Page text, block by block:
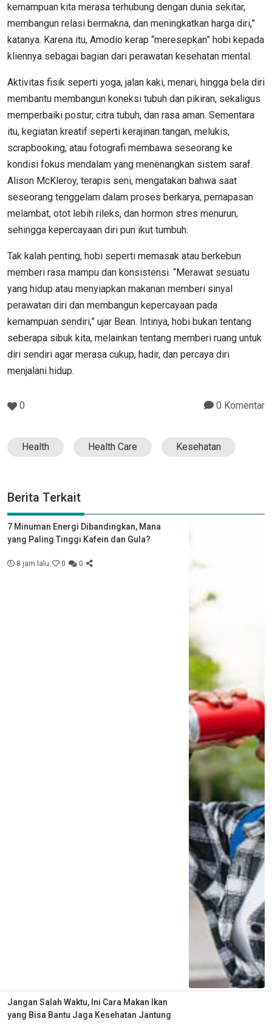
kemampuan kita merasa terhubung dengan dunia sekitar,
membangun relasi bermakna, dan meningkatkan harga diri,”
katanya. Karena itu, Amodio kerap “meresepkan” hobi kepada
kliennya sebagai bagian dari perawatan kesehatan mental.
Aktivitas fisik seperti yoga, jalan kaki, menari, hingga bela diri
membantu membangun koneksi tubuh dan pikiran, sekaligus
memperbaiki postur, citra tubuh, dan rasa aman. Sementara
itu, kegiatan kreatif seperti kerajinan tangan, melukis,
scrapbooking, atau fotografi membawa seseorang ke
kondisi fokus mendalam yang menenangkan sistem saraf.
Alison McKleroy, terapis seni, mengatakan bahwa saat
seseorang tenggelam dalam proses berkarya, pernapasan
melambat, otot lebih rileks, dan hormon stres menurun,
sehingga kepercayaan diri pun ikut tumbuh.
Tak kalah penting, hobi seperti memasak atau berkebun
memberi rasa mampu dan konsistensi. “Merawat sesuatu
yang hidup atau menyiapkan makanan memberi sinyal
perawatan diri dan membangun kepercayaan pada
kemampuan sendiri,” ujar Bean. Intinya, hobi bukan tentang
seberapa sibuk kita, melainkan tentang memberi ruang untuk
diri sendiri agar merasa cukup, hadir, dan percaya diri
menjalani hidup.
0 0 Komentar
Health Health Care Kesehatan
Berita Terkait
7 Minuman Energi Dibandingkan, Mana
yang Paling Tinggi Kafein dan Gula?
8 jam lalu 0 0
Jangan Salah Waktu, Ini Cara Makan Ikan
yang Bisa Bantu Jaga Kesehatan Jantung